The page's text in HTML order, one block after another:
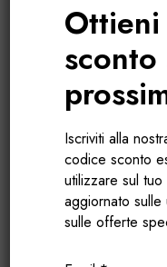
Iscriviti alla
codice sconto
utilizzare sul
aggiornato sulle
sulle offerte